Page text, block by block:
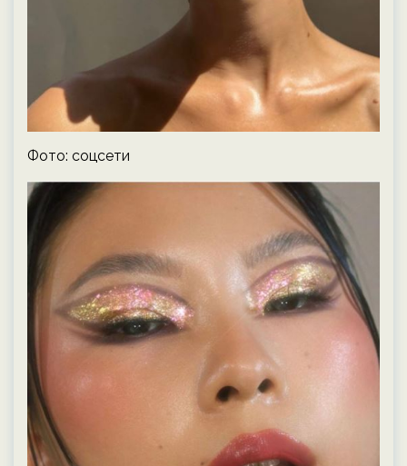
Фото: соцсети